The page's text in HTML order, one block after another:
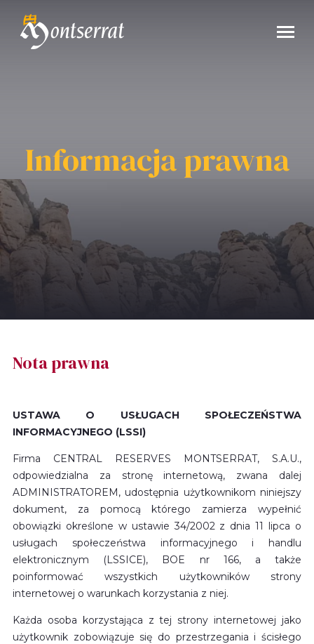
Informacja prawna
Nota prawna
USTAWA O USŁUGACH SPOŁECZEŃSTWA
INFORMACYJNEGO (LSSI)
Firma CENTRAL RESERVES MONTSERRAT, S.A.U.,
odpowiedzialna za stronę internetową, zwana dalej
ADMINISTRATOREM, udostępnia użytkownikom niniejszy
dokument, za pomocą którego zamierza wypełnić
obowiązki określone w ustawie 34/2002 z dnia 11 lipca o
usługach społeczeństwa informacyjnego i handlu
elektronicznym (LSSICE), BOE nr 166, a także
poinformować wszystkich użytkowników strony
internetowej o warunkach korzystania z niej.
Każda osoba korzystająca z tej strony internetowej jako
użytkownik zobowiązuje się do przestrzegania i ścisłego